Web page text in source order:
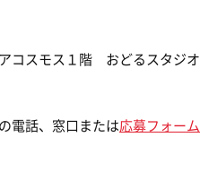
コスモス１階 おどるスタジオ
電話、窓口または応募フォーム